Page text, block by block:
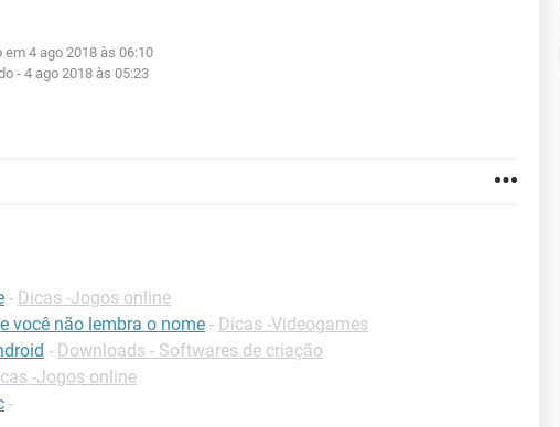
em 4 ago 2018 às 06:10
-4 ago 2018 às 05:23
- Dicas -Jogos online
você não lembra o nome - Dicas -Videogames
- Downloads - Softwares de criação
-Jogos online
-